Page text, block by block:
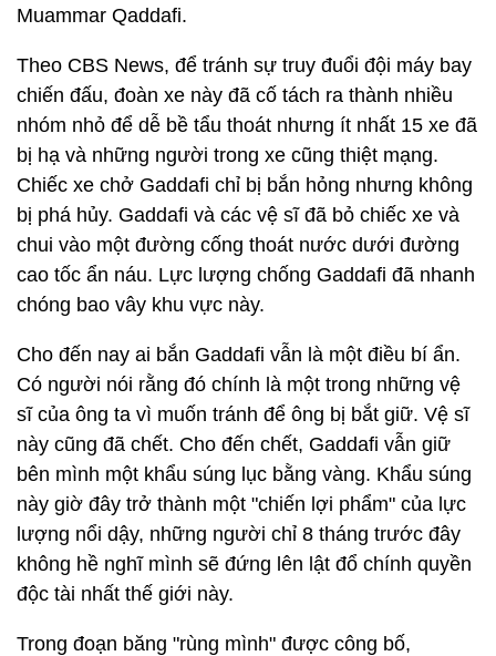
Muammar Qaddafi.
Theo CBS News, để tránh sự truy đuổi đội máy bay
chiến đấu, đoàn xe này đã cố tách ra thành nhiều
nhóm nhỏ để dễ bề tẩu thoát nhưng ít nhất 15 xe đã
bị hạ và những người trong xe cũng thiệt mạng.
Chiếc xe chở Gaddafi chỉ bị bắn hỏng nhưng không
bị phá hủy. Gaddafi và các vệ sĩ đã bỏ chiếc xe và
chui vào một đường cống thoát nước dưới đường
cao tốc ẩn náu. Lực lượng chống Gaddafi đã nhanh
chóng bao vây khu vực này.
Cho đến nay ai bắn Gaddafi vẫn là một điều bí ẩn.
Có người nói rằng đó chính là một trong những vệ
sĩ của ông ta vì muốn tránh để ông bị bắt giữ. Vệ sĩ
này cũng đã chết. Cho đến chết, Gaddafi vẫn giữ
bên mình một khẩu súng lục bằng vàng. Khẩu súng
này giờ đây trở thành một "chiến lợi phẩm" của lực
lượng nổi dậy, những người chỉ 8 tháng trước đây
không hề nghĩ mình sẽ đứng lên lật đổ chính quyền
độc tài nhất thế giới này.
Trong đoạn băng "rùng mình" được công bố,